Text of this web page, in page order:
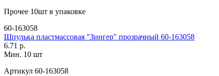
Прочее 10шт в упаковке
60-163058
Шпулька пластмассовая "Зингер" прозрачный 60-163058
6.71 р.
Мин. 10 шт
Артикул 60-163058